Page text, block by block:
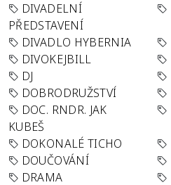
DIVADELNÍ
PŘEDSTAVENÍ
DIVADLO HYBERNIA
DIVOKEJBILL
DJ
DOBRODRUŽSTVÍ
DOC. RNDR. JAK
KUBEŠ
DOKONALÉ TICHO
DOUČOVÁNÍ
DRAMA